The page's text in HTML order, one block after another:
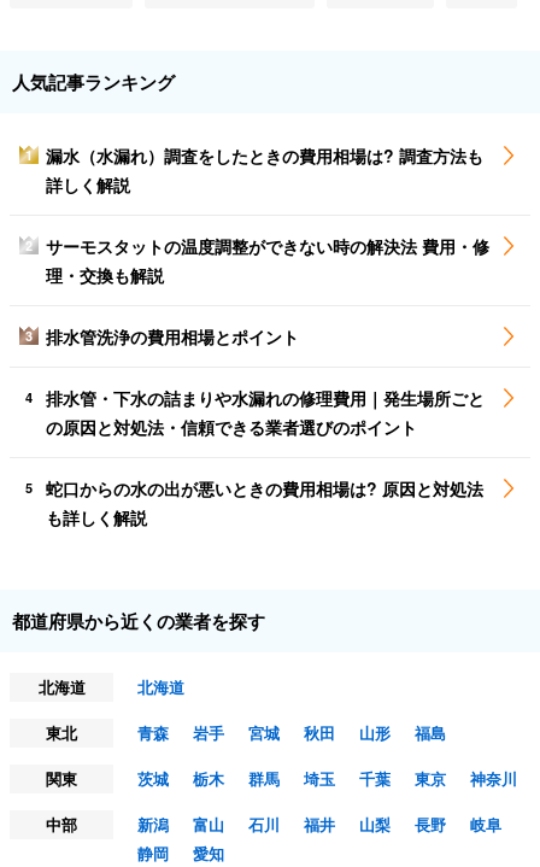
人気記事ランキング
1
漏水（水漏れ）調査をしたときの費用相場は? 調査方法も
詳しく解説
2
サーモスタットの温度調整ができない時の解決法 費用・修
理・交換も解説
3 排水管洗浄の費用相場とポイント
4
排水管・下水の詰まりや水漏れの修理費用｜発生場所ごと
の原因と対処法・信頼できる業者選びのポイント
5
蛇口からの水の出が悪いときの費用相場は? 原因と対処法
も詳しく解説
都道府県から近くの業者を探す
北海道
北海道
東北
青森 岩手 宮城 秋田 山形
福島
関東
茨城 栃木 群馬 埼玉 千葉 東京
神奈川
中部
新潟 富山 石川 福井 山梨 長野
岐阜
静岡
愛知